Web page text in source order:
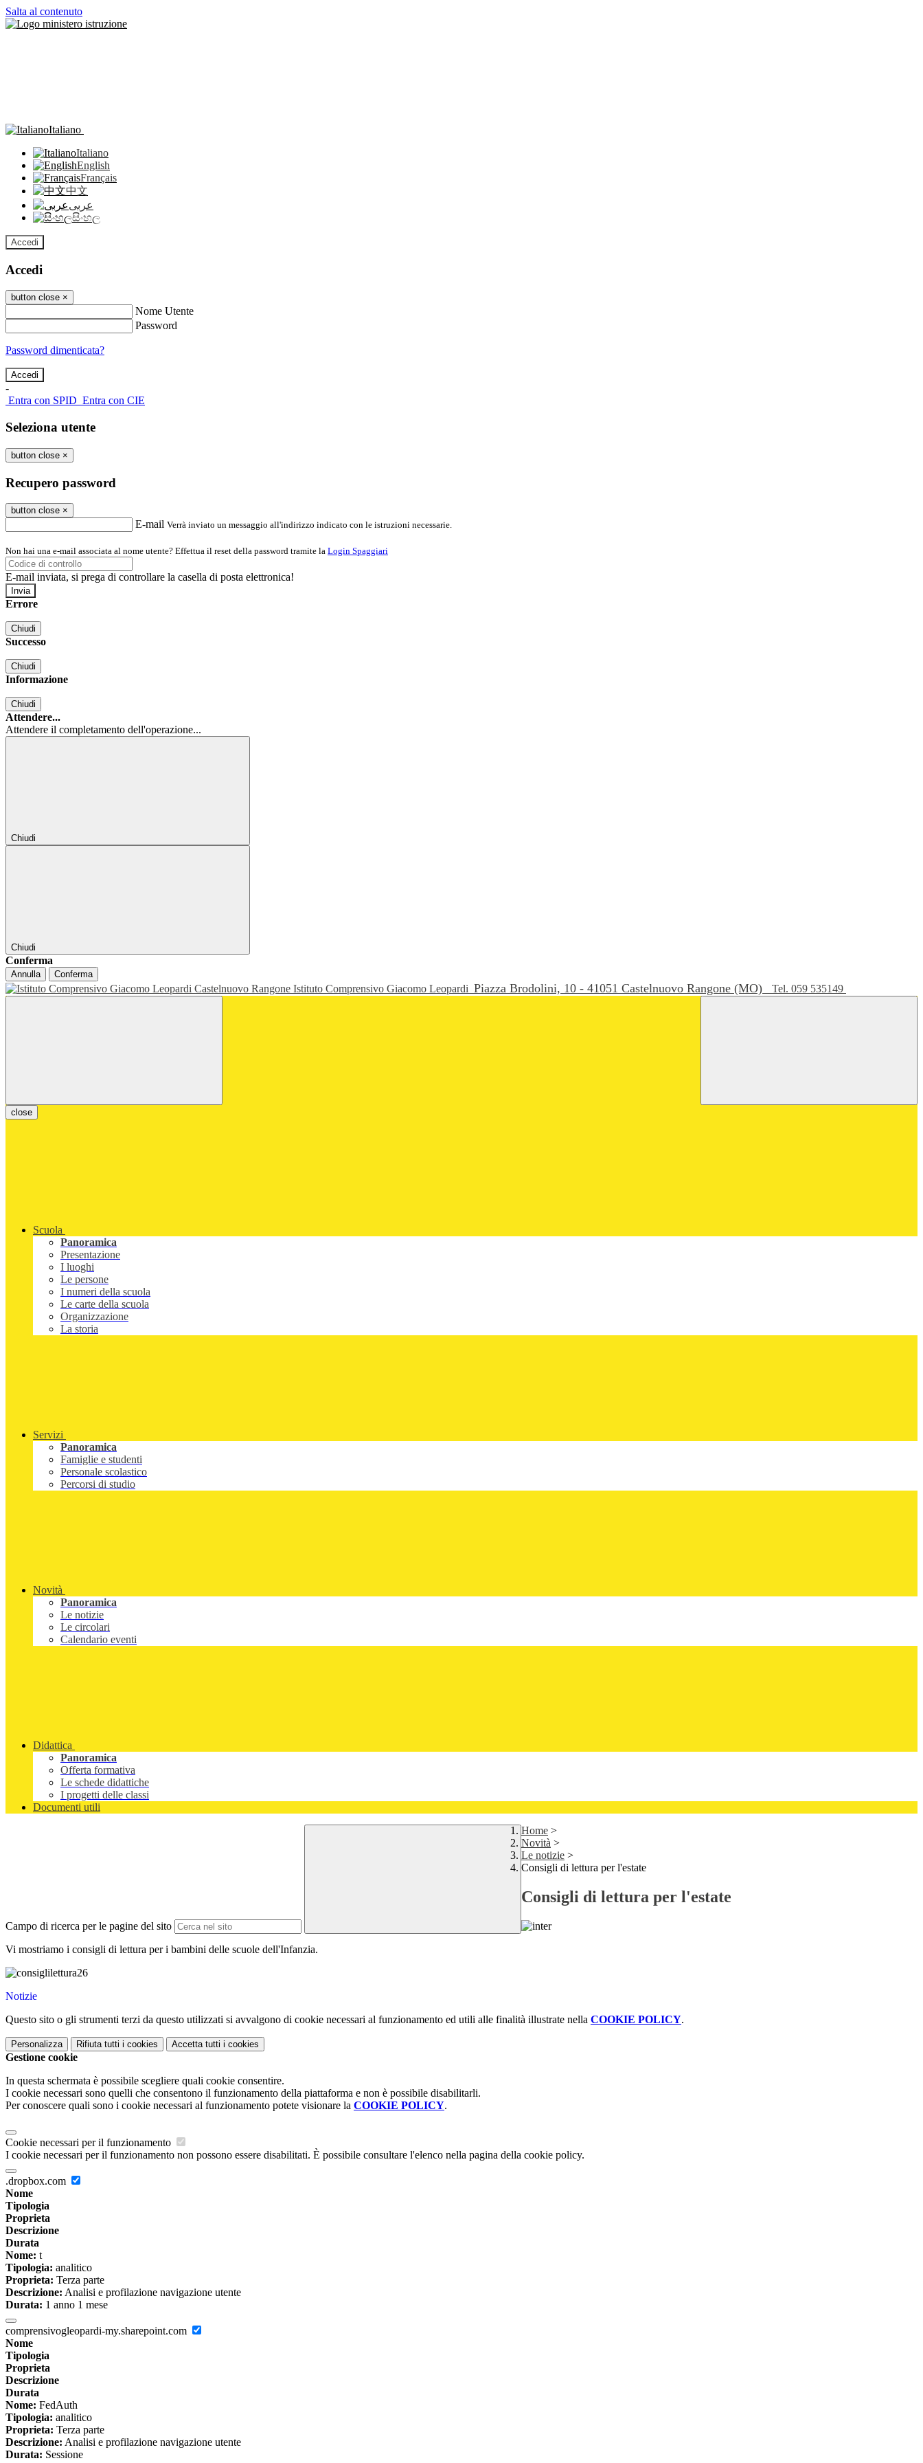
Salta al contenuto
Italiano
Italiano
English
Français
中文
عربى
සිංහල
Accedi
Accedi
button close ×
Nome Utente
Password
Password dimenticata?
-
Entra con SPID Entra con CIE
Seleziona utente
button close ×
Recupero password
button close ×
E-mail Verrà inviato un messaggio all'indirizzo indicato con le istruzioni necessarie.
Non hai una e-mail associata al nome utente? Effettua il reset della password tramite la Login Spaggiari
E-mail inviata, si prega di controllare la casella di posta elettronica!
Errore
Chiudi
Successo
Chiudi
Informazione
Chiudi
Attendere...
Attendere il completamento dell'operazione...
Chiudi
Chiudi
Conferma
Annulla Conferma
Istituto Comprensivo Giacomo Leopardi Piazza Brodolini, 10 - 41051 Castelnuovo Rangone (MO) Tel. 059 535149
close
Scuola
Panoramica
Presentazione
I luoghi
Le persone
I numeri della scuola
Le carte della scuola
Organizzazione
La storia
Servizi
Panoramica
Famiglie e studenti
Personale scolastico
Percorsi di studio
Novità
Panoramica
Le notizie
Le circolari
Calendario eventi
Didattica
Panoramica
Offerta formativa
Le schede didattiche
I progetti delle classi
Documenti utili
Campo di ricerca per le pagine del sito
Home >
Novità >
Le notizie >
Consigli di lettura per l'estate
Consigli di lettura per l'estate
Vi mostriamo i consigli di lettura per i bambini delle scuole dell'Infanzia.
Notizie
Questo sito o gli strumenti terzi da questo utilizzati si avvalgono di cookie necessari al funzionamento ed utili alle finalità illustrate nella COOKIE POLICY.
Personalizza Rifiuta tutti i cookies Accetta tutti i cookies
Gestione cookie
In questa schermata è possibile scegliere quali cookie consentire.
I cookie necessari sono quelli che consentono il funzionamento della piattaforma e non è possibile disabilitarli.
Per conoscere quali sono i cookie necessari al funzionamento potete visionare la COOKIE POLICY.
Cookie necessari per il funzionamento
I cookie necessari per il funzionamento non possono essere disabilitati. È possibile consultare l'elenco nella pagina della cookie policy.
.dropbox.com
Nome
Tipologia
Proprieta
Descrizione
Durata
Nome: t
Tipologia: analitico
Proprieta: Terza parte
Descrizione: Analisi e profilazione navigazione utente
Durata: 1 anno 1 mese
comprensivogleopardi-my.sharepoint.com
Nome
Tipologia
Proprieta
Descrizione
Durata
Nome: FedAuth
Tipologia: analitico
Proprieta: Terza parte
Descrizione: Analisi e profilazione navigazione utente
Durata: Sessione